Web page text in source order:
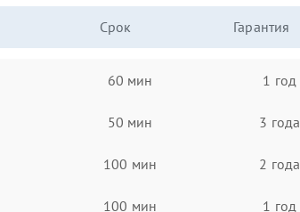
Срок Гарантия
60 мин 1 год
50 мин 3 года
100 мин 2 года
100 мин 1 год